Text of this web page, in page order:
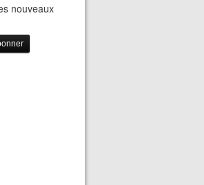
nouveaux